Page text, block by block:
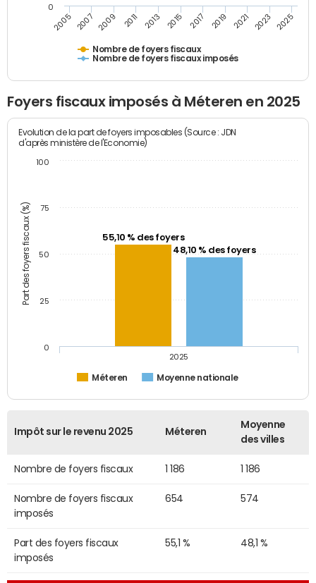
Nombre de foyers fiscaux
Nombre de foyers fiscaux imposés
2005 2007 2009 2011 2013 2015 2017 2019 2021 2023 2025
0
Foyers fiscaux imposés à Méteren en 2025
Part des foyers fiscaux (%)
Evolution de la part de foyers imposables (Source : JDN
d'après ministère de l'Economie)
55,10 % des foyers
48,10 % des foyers
Méteren Moyenne nationale
2025
0
25
50
75
100
Impôt sur le revenu 2025 Méteren
Moyenne
des villes
Nombre de foyers fiscaux 1 186 1 186
Nombre de foyers fiscaux
imposés
654 574
Part des foyers fiscaux
imposés
55,1 % 48,1 %